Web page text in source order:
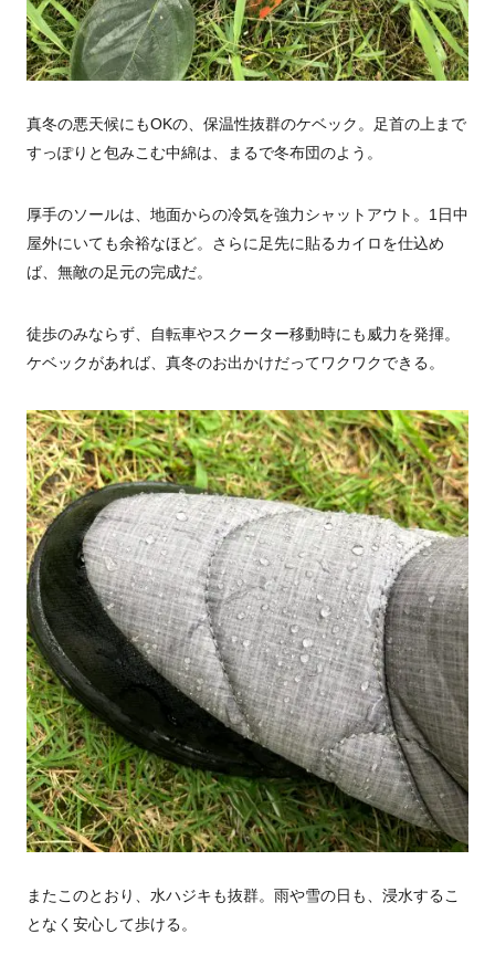
真冬の悪天候にもOKの、保温性抜群のケベック。足首の上まで
すっぽりと包みこむ中綿は、まるで冬布団のよう。
厚手のソールは、地面からの冷気を強力シャットアウト。1日中
屋外にいても余裕なほど。さらに足先に貼るカイロを仕込め
ば、無敵の足元の完成だ。
徒歩のみならず、自転車やスクーター移動時にも威力を発揮。
ケベックがあれば、真冬のお出かけだってワクワクできる。
またこのとおり、水ハジキも抜群。雨や雪の日も、浸水するこ
となく安心して歩ける。